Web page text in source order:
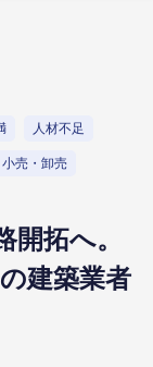
人材不足
小売・卸売
拓へ。
建築業者